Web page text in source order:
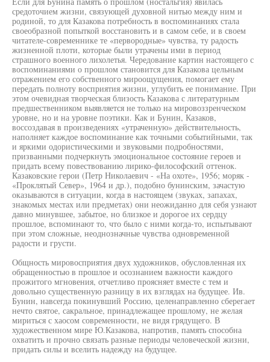
средоточием жизни, связующей духовной нитью между ним и
родиной, то для Казакова потребность в воспоминаниях стала
своеобразной попыткой восстановить и в самом себе, и в своем
читателе-современнике те «первородные» чувства, ту радость
жизненной плоти, которые были утрачены ими в период
страшного военного лихолетья. Чередование картин настоящего с
воспоминаниями о прошлом становится для Казакова цельным
отражением его собственного мироощущения, помогает ему
передать полноту восприятия жизни, углубить ее понимание. При
этом очевидная творческая близость Казакова с литературным
предшественником выявляется не только на мировоззренческом
уровне, но и на уровне поэтики. Как и Бунин, Казаков,
воссоздавая в произведениях «утраченную» действительность,
наполняет каждое воспоминание как точными событийными, так
и яркими одористическими и звуковыми подробностями,
призванными подчеркнуть эмоциональное состояние героев и
придать всему повествованию лирико-философский оттенок.
Казаковские герои (Петр Николаевич - «На охоте», 1956; моряк -
«Проклятый Север», 1964 и др.), подобно бунинским, зачастую
оказываются в ситуации, когда в настоящем (звуках, запахах,
знакомых местах или предметах) они неожиданно для себя узнают
давно минувшее, забытое, но близкое и дорогое их сердцу
прошлое, вспоминают то, что было с ними когда-то, испытывают
при этом сложные, неоднозначные чувства одновременной
радости и грусти.
Общность мировосприятия двух художников, обусловленная их
обращенностью в прошлое и осознанием важности каждого
прожитого мгновения, отчетливо проясняет вместе с тем и
довольно существенную разницу в их взглядах на будущее. Ив.
Бунин, навсегда покинувший Россию, целенаправленно сберегает
нечто святое, сакральное, принадлежащее прошлому, не желая
мириться с хаосом современности, не видя грядущего. В
художественном мире Ю.Казакова, напротив, память способна
охватить и прочно связать разные периоды человеческой жизни,
придать силы и вселить надежду на будущее.